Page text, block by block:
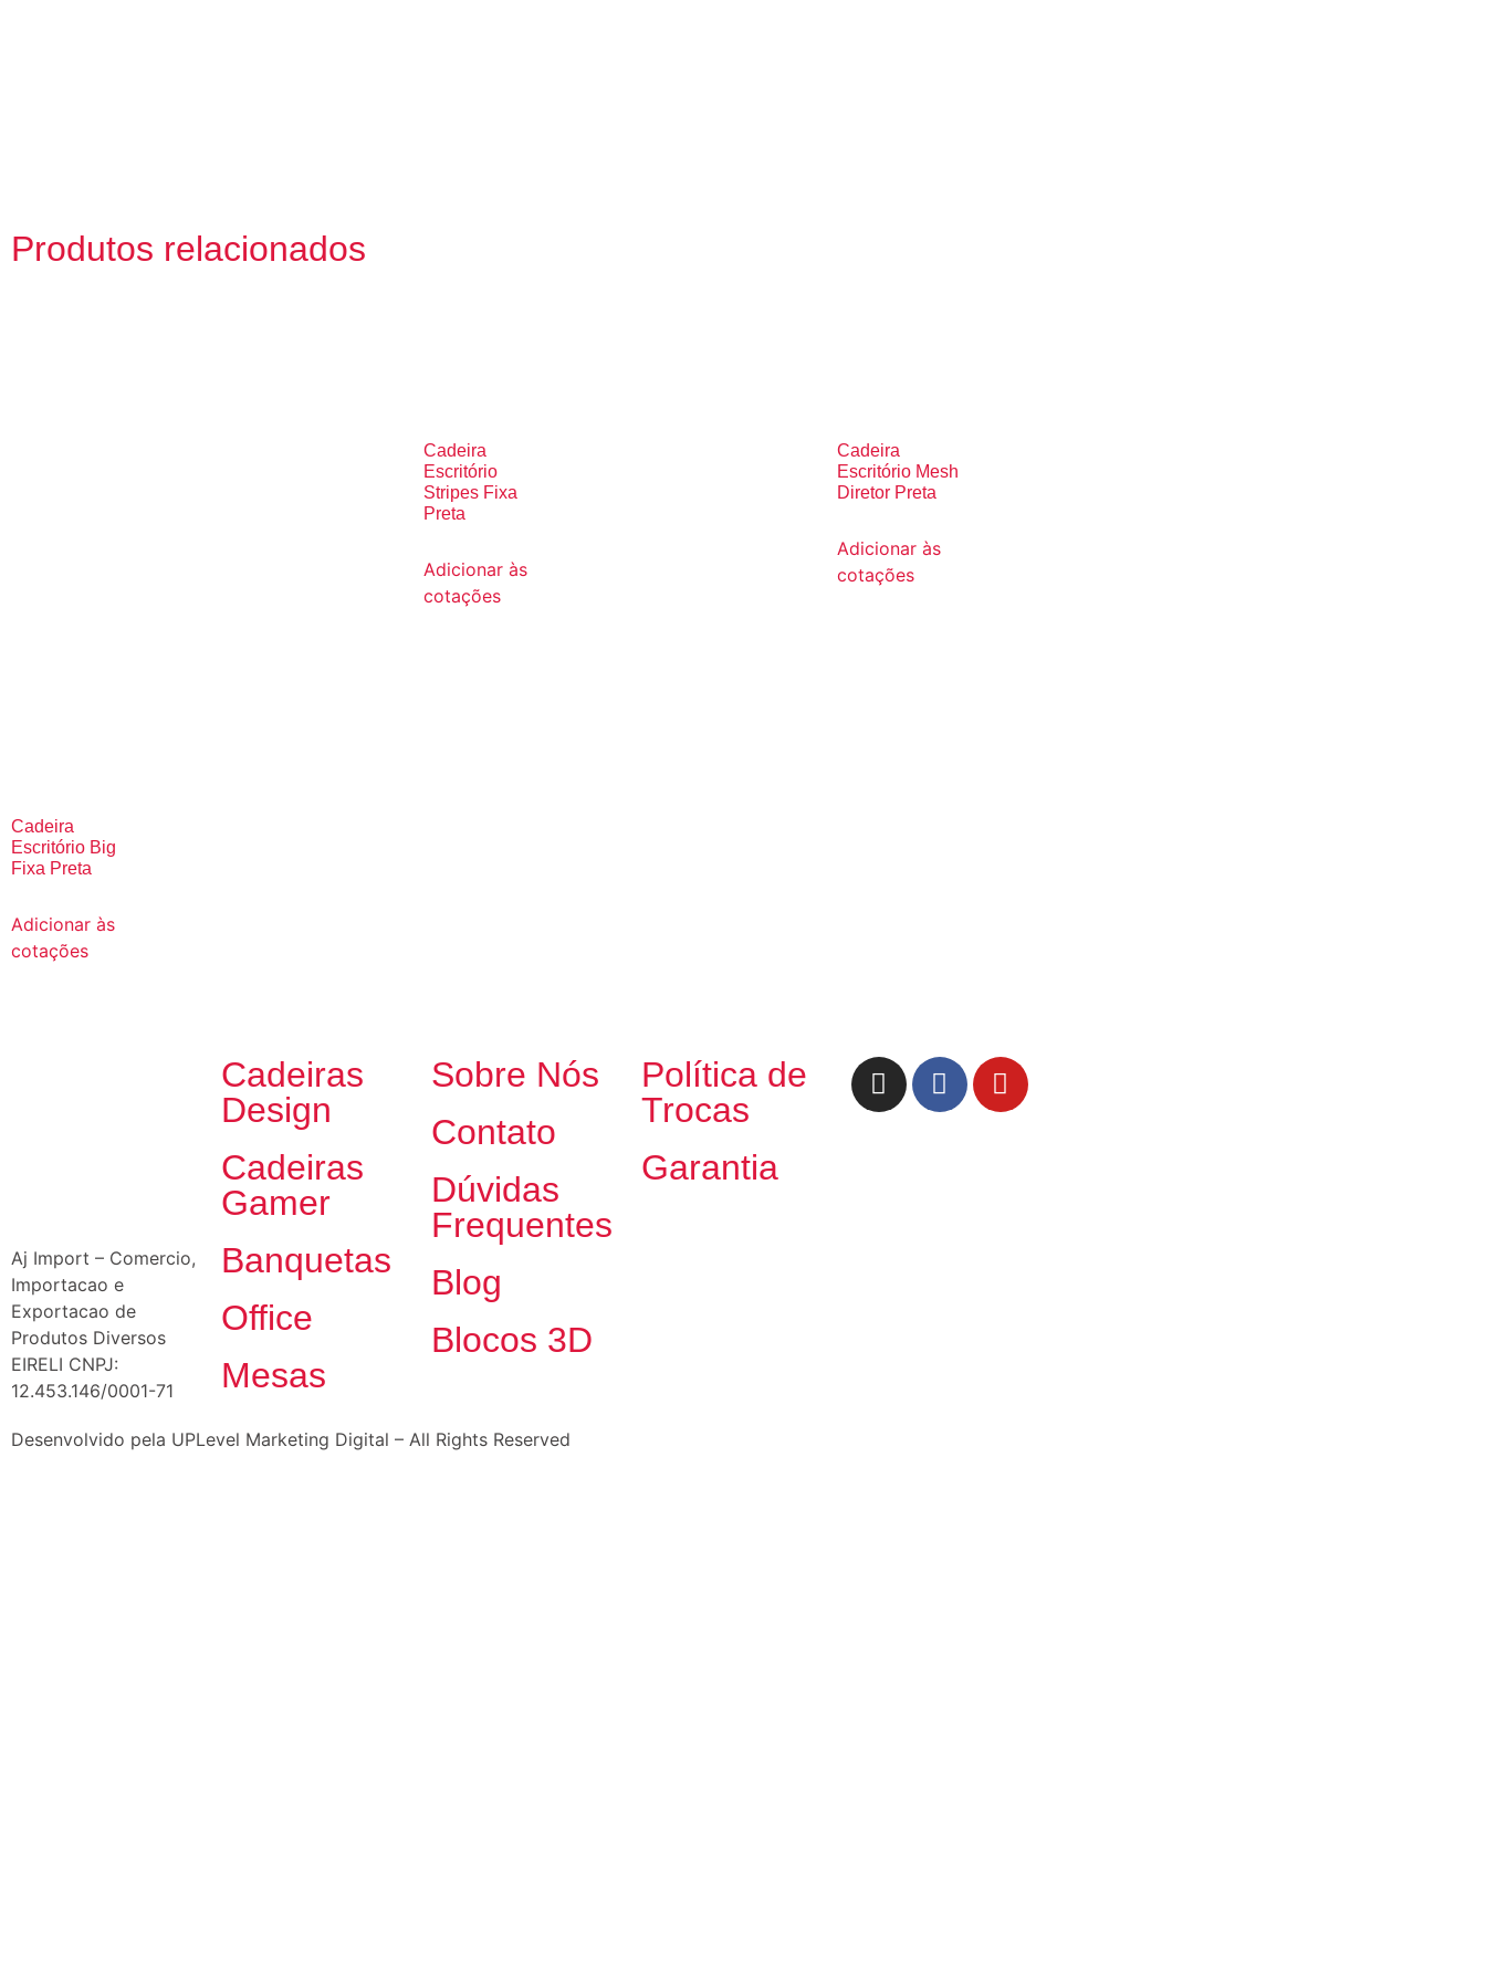
Produtos relacionados
Cadeira
Escritório
Stripes Fixa
Preta
Adicionar às
cotações
Cadeira
Escritório Mesh
Diretor Preta
Adicionar às
cotações
Cadeira
Escritório Big
Fixa Preta
Adicionar às
cotações
Aj Import – Comercio,
Importacao e
Exportacao de
Produtos Diversos
EIRELI CNPJ:
12.453.146/0001-71
Cadeiras
Design
Cadeiras
Gamer
Banquetas
Office
Mesas
Sobre Nós
Contato
Dúvidas
Frequentes
Blog
Blocos 3D
Política de
Trocas
Garantia
Desenvolvido pela UPLevel Marketing Digital – All Rights Reserved